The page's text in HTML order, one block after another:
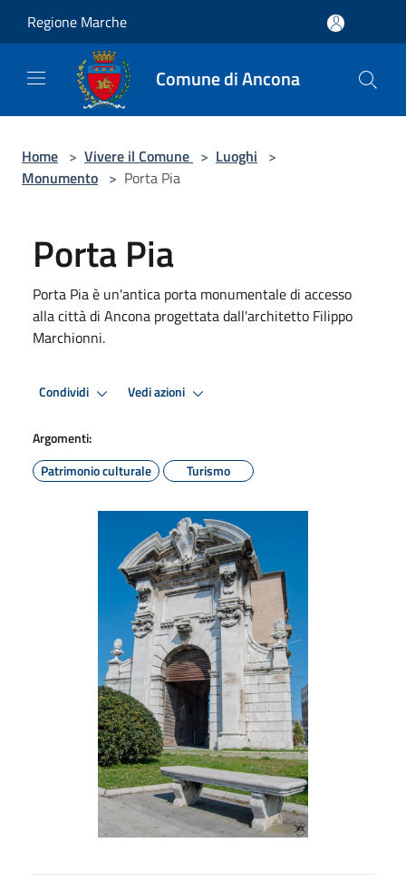
Regione Marche
Comune di Ancona
Home > Vivere il Comune > Luoghi >
Monumento > Porta Pia
Porta Pia
Porta Pia è un'antica porta monumentale di accesso
alla città di Ancona progettata dall'architetto Filippo
Marchionni.
Condividi Vedi azioni
Argomenti:
Patrimonio culturale
Turismo